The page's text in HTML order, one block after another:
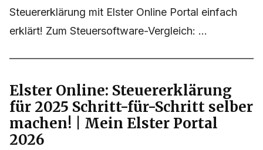
Steuererklärung mit Elster Online Portal einfach
erklärt! Zum Steuersoftware-Vergleich: ...
Elster Online: Steuererklärung
für 2025 Schritt-für-Schritt selber
machen! | Mein Elster Portal
2026